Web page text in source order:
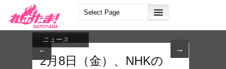
← →
ニュース
2月8日（金）、NHKの